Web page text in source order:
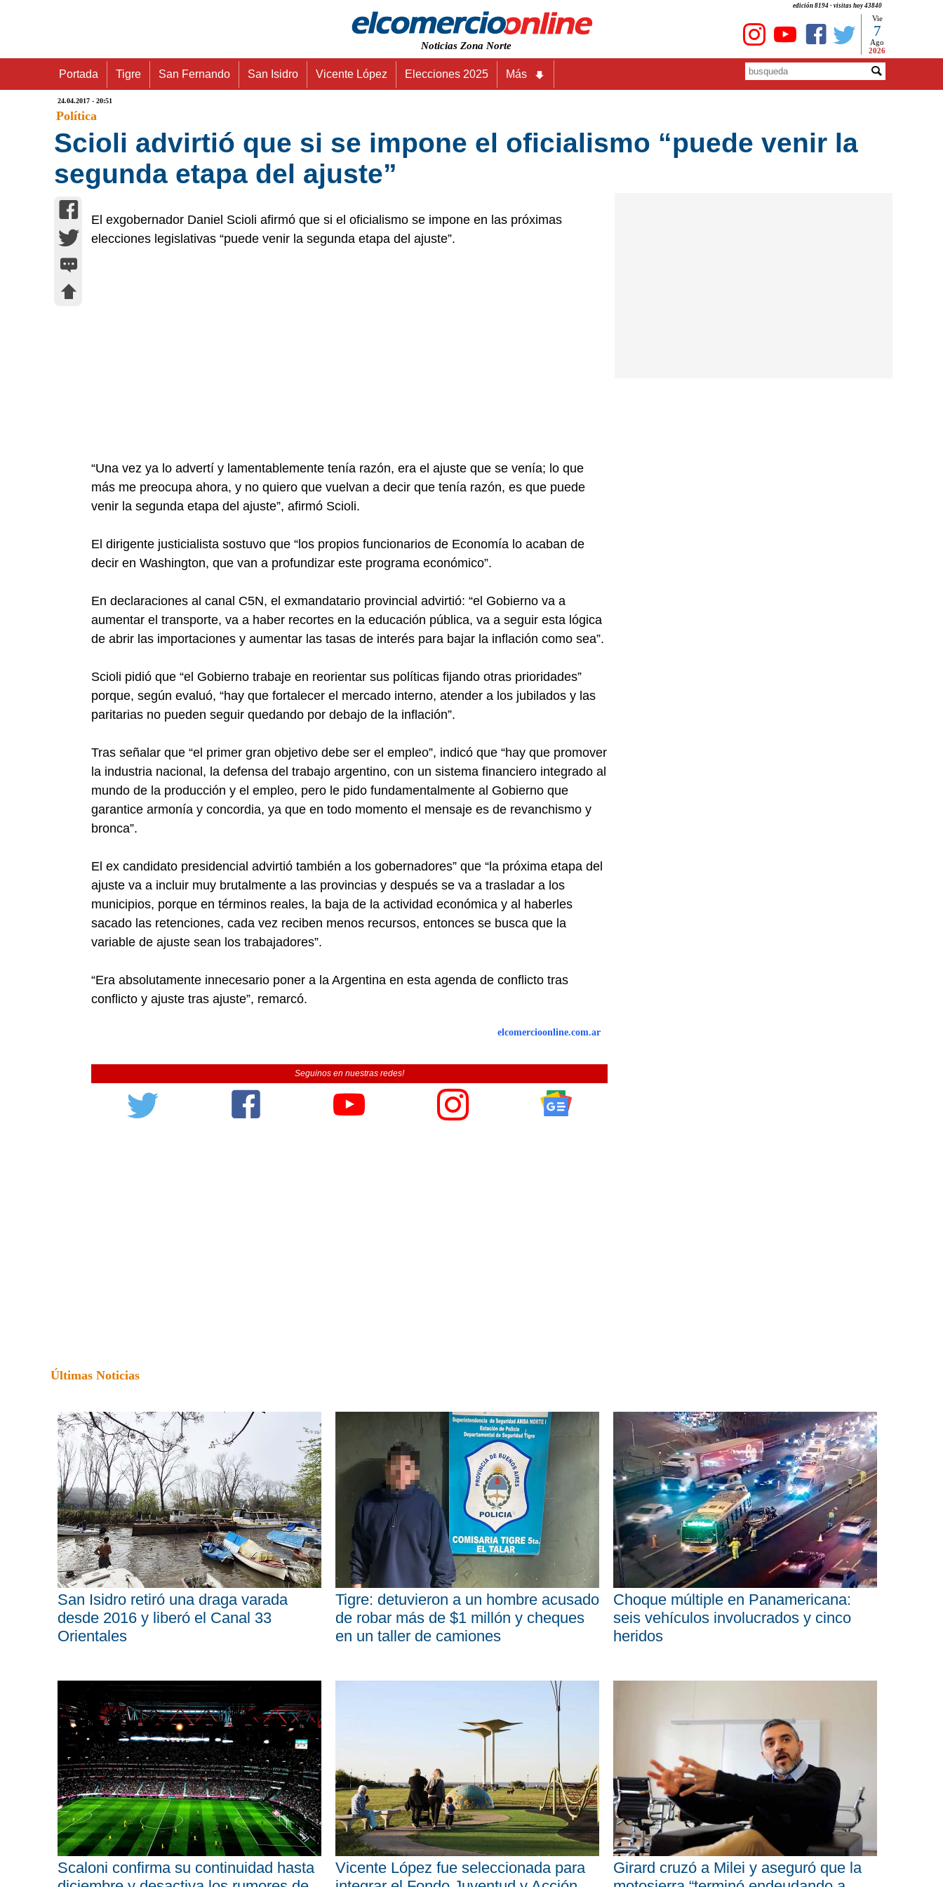
edición 8194 - visitas hoy 43840
Noticias Zona Norte
Vie
7
Ago
2026
Portada Tigre San Fernando San Isidro Vicente López Elecciones 2025 Más
24.04.2017 - 20:51
Política
Scioli advirtió que si se impone el oficialismo “puede venir la
segunda etapa del ajuste”
El exgobernador Daniel Scioli afirmó que si el oficialismo se impone en las próximas
elecciones legislativas “puede venir la segunda etapa del ajuste”.
“Una vez ya lo advertí y lamentablemente tenía razón, era el ajuste que se venía; lo que
más me preocupa ahora, y no quiero que vuelvan a decir que tenía razón, es que puede
venir la segunda etapa del ajuste”, afirmó Scioli.
El dirigente justicialista sostuvo que “los propios funcionarios de Economía lo acaban de
decir en Washington, que van a profundizar este programa económico”.
En declaraciones al canal C5N, el exmandatario provincial advirtió: “el Gobierno va a
aumentar el transporte, va a haber recortes en la educación pública, va a seguir esta lógica
de abrir las importaciones y aumentar las tasas de interés para bajar la inflación como sea”.
Scioli pidió que “el Gobierno trabaje en reorientar sus políticas fijando otras prioridades”
porque, según evaluó, “hay que fortalecer el mercado interno, atender a los jubilados y las
paritarias no pueden seguir quedando por debajo de la inflación”.
Tras señalar que “el primer gran objetivo debe ser el empleo”, indicó que “hay que promover
la industria nacional, la defensa del trabajo argentino, con un sistema financiero integrado al
mundo de la producción y el empleo, pero le pido fundamentalmente al Gobierno que
garantice armonía y concordia, ya que en todo momento el mensaje es de revanchismo y
bronca”.
El ex candidato presidencial advirtió también a los gobernadores” que “la próxima etapa del
ajuste va a incluir muy brutalmente a las provincias y después se va a trasladar a los
municipios, porque en términos reales, la baja de la actividad económica y al haberles
sacado las retenciones, cada vez reciben menos recursos, entonces se busca que la
variable de ajuste sean los trabajadores”.
“Era absolutamente innecesario poner a la Argentina en esta agenda de conflicto tras
conflicto y ajuste tras ajuste”, remarcó.
elcomercioonline.com.ar
Seguinos en nuestras redes!
Últimas Noticias
San Isidro retiró una draga varada
desde 2016 y liberó el Canal 33
Orientales
Tigre: detuvieron a un hombre acusado
de robar más de $1 millón y cheques
en un taller de camiones
Choque múltiple en Panamericana:
seis vehículos involucrados y cinco
heridos
Scaloni confirma su continuidad hasta
Vicente López fue seleccionada para
Girard cruzó a Milei y aseguró que la